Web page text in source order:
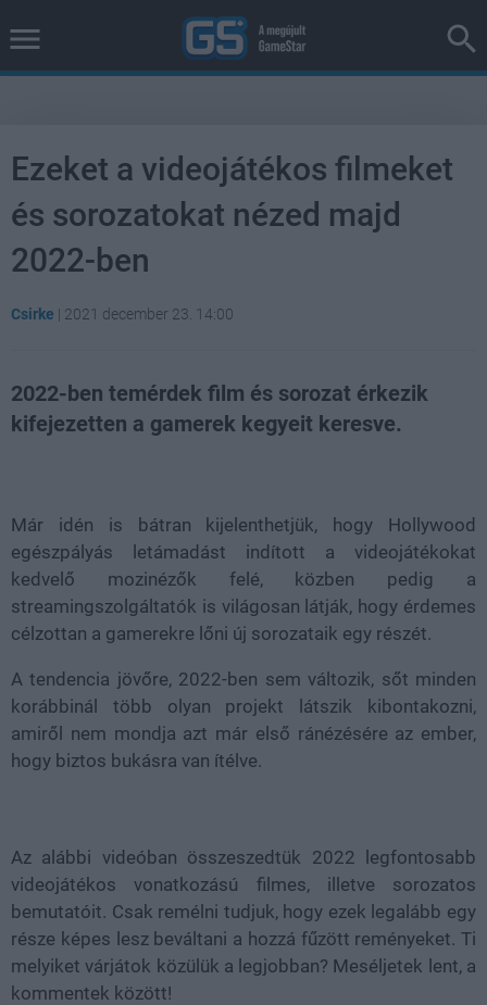
Ezeket a videojátékos filmeket
és sorozatokat nézed majd
2022-ben
Csirke | 2021 december 23. 14:00
2022-ben temérdek film és sorozat érkezik
kifejezetten a gamerek kegyeit keresve.
Már idén is bátran kijelenthetjük, hogy Hollywood
egészpályás letámadást indított a videojátékokat
kedvelő mozinézők felé, közben pedig a
streamingszolgáltatók is világosan látják, hogy érdemes
célzottan a gamerekre lőni új sorozataik egy részét.
A tendencia jövőre, 2022-ben sem változik, sőt minden
korábbinál több olyan projekt látszik kibontakozni,
amiről nem mondja azt már első ránézésére az ember,
hogy biztos bukásra van ítélve.
Az alábbi videóban összeszedtük 2022 legfontosabb
videojátékos vonatkozású filmes, illetve sorozatos
bemutatóit. Csak remélni tudjuk, hogy ezek legalább egy
része képes lesz beváltani a hozzá fűzött reményeket. Ti
melyiket várjátok közülük a legjobban? Meséljetek lent, a
kommentek között!